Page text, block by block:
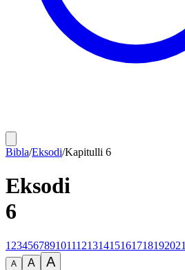
Bibla/Eksodi/Kapitulli 6
Eksodi
6
1 23456789101112131415161718192021
A A A